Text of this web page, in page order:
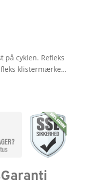
cyklen. Refleks
klistermærke…